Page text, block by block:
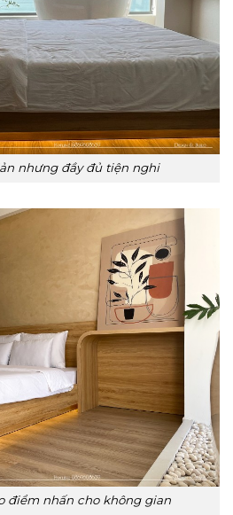
nhưng đầy đủ tiện nghi
điểm nhấn cho không gian